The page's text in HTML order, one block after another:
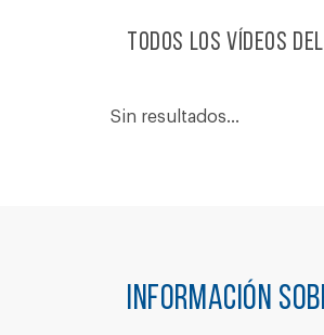
Todos los vídeos
Sin resultados...
Información